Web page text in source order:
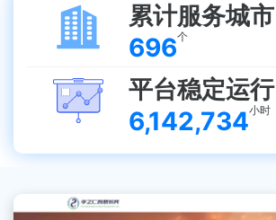
累计服务城市
696个
平台稳定运行
6,142,734小时